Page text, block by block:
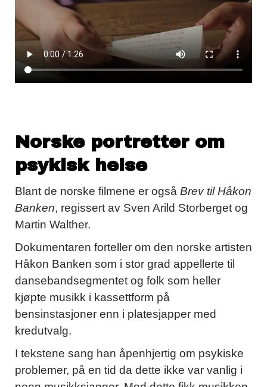
Norske portretter om
psykisk helse
Blant de norske filmene er også Brev til Håkon
Banken, regissert av Sven Arild Storberget og
Martin Walther.
Dokumentaren forteller om den norske artisten
Håkon Banken som i stor grad appellerte til
dansebandsegmentet og folk som heller
kjøpte musikk i kassettform på
bensinstasjoner enn i platesjapper med
kredutvalg.
I tekstene sang han åpenhjertig om psykiske
problemer, på en tid da dette ikke var vanlig i